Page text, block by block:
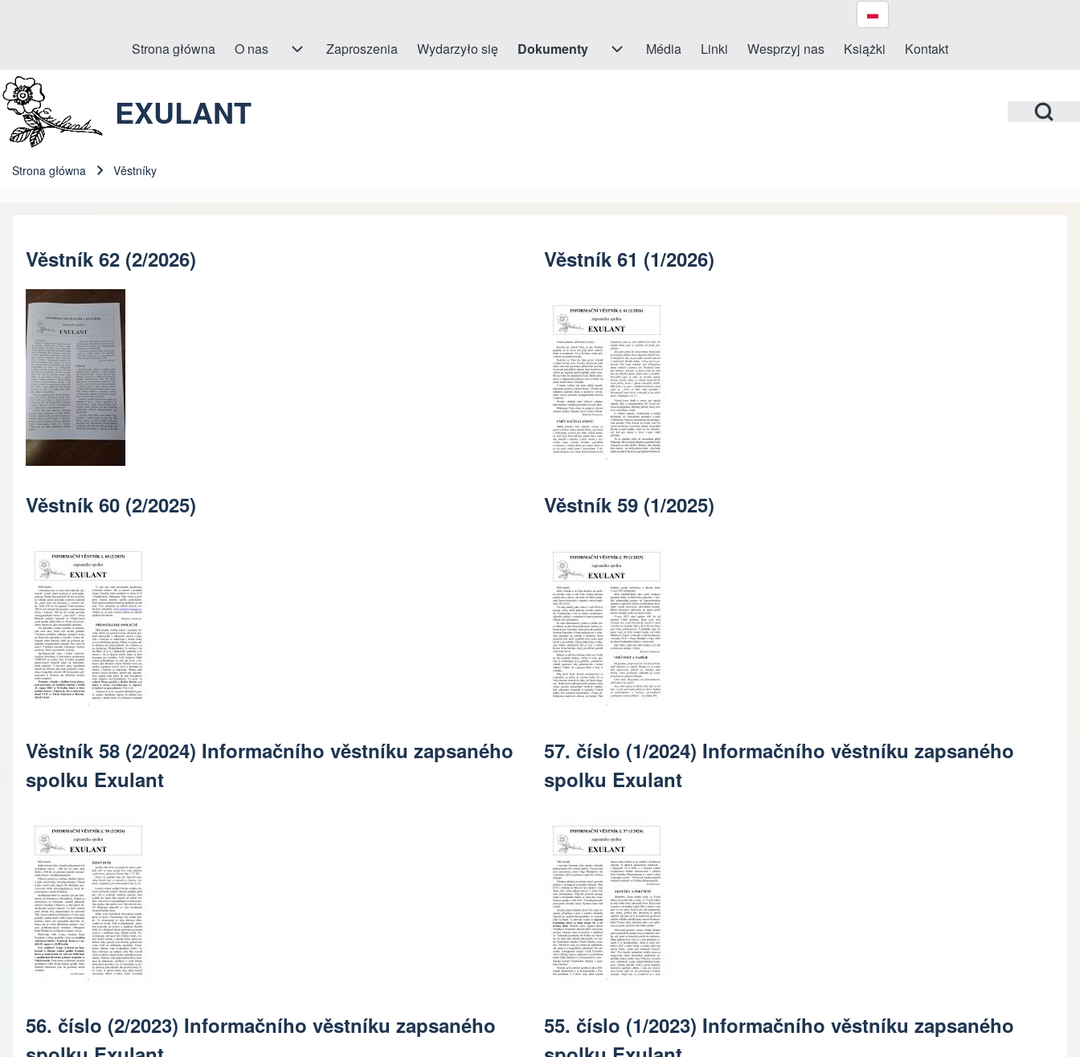
Close search
Hlavní navigace
Strona główna O nas
O nas sub-navigationZaproszenia Wydarzyło się Dokumenty
Dokumenty sub-navigation
Média Linki Wesprzyj nas Książki Kontakt
Open Search
EXULANT
Strona główna Věstníky
Věstník 62 (2/2026) Věstník 61 (1/2026)
Věstník 60 (2/2025) Věstník 59 (1/2025)
Věstník 58 (2/2024) Informačního věstníku zapsaného
spolku Exulant
57. číslo (1/2024) Informačního věstníku zapsaného
spolku Exulant
56. číslo (2/2023) Informačního věstníku zapsaného
55. číslo (1/2023) Informačního věstníku zapsaného